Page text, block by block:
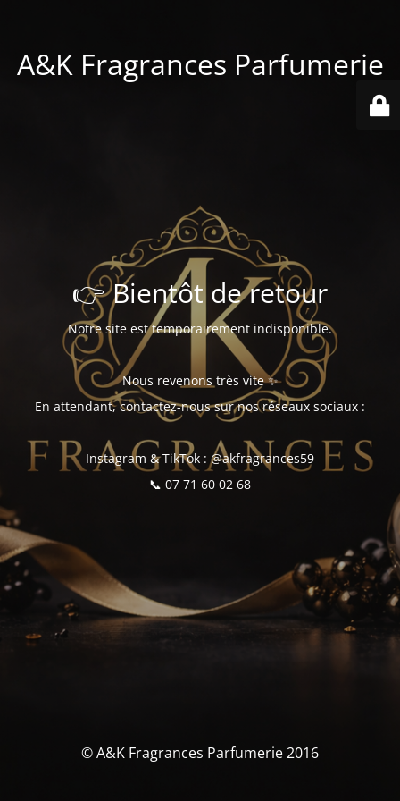
A&K Fragrances Parfumerie
👉 Bientôt de retour
Notre site est temporairement indisponible.
Nous revenons très vite ✨
En attendant, contactez-nous sur nos réseaux sociaux :
Instagram & TikTok : @akfragrances59
📞 07 71 60 02 68
© A&K Fragrances Parfumerie 2016